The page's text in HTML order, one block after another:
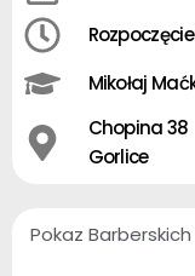
Mikołaj
Chopina 38
Gorlice
Pokaz